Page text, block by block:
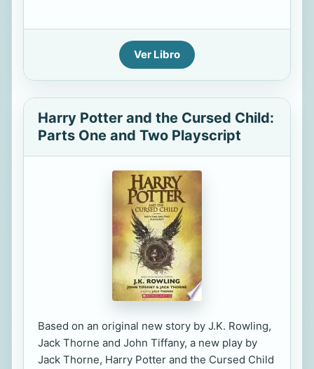
Ver Libro
Harry Potter and the Cursed Child:
Parts One and Two Playscript
Based on an original new story by J.K. Rowling,
Jack Thorne and John Tiffany, a new play by
Jack Thorne, Harry Potter and the Cursed Child